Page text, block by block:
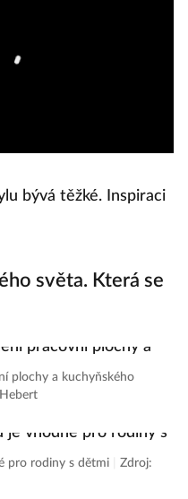
bývá těžké. Inspiraci
světa. Která se
plochy a kuchyňského
pro rodiny s dětmi
Zdroj: